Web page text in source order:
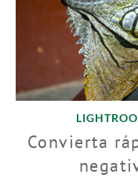
Convierta